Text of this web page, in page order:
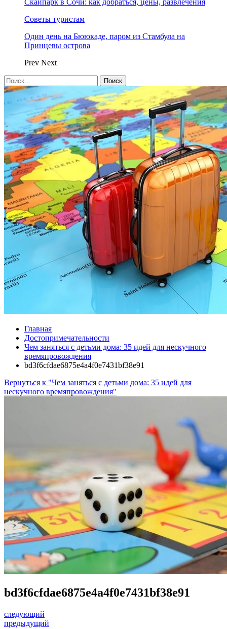
Скайпарк в Сочи: как добраться, цены, развлечения
Советы туристам
Один день на Бююкаде, паром из Стамбула на
Принцевы острова
Prev Next
Главная
Достопримечательности
Чем заняться с детьми дома: 35 идей для нескучного
времяпровождения
bd3f6cfdae6875e4a4f0e7431bf38e91
Вернуться к "Чем заняться с детьми дома: 35 идей для
нескучного времяпровождения"
bd3f6cfdae6875e4a4f0e7431bf38e91
следующий
предыдущий